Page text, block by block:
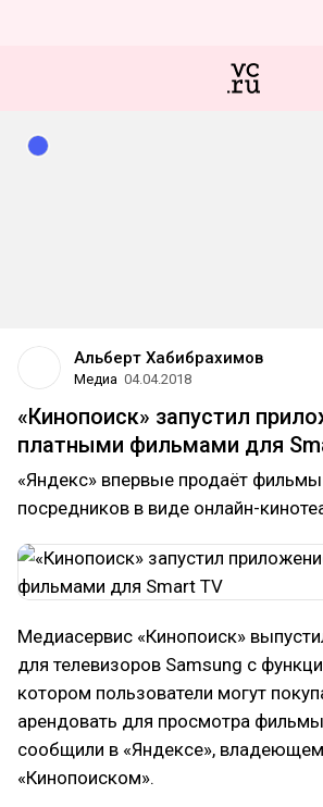
Альберт Хабибрахимов
Медиа 04.04.2018
«Кинопоиск» запустил
платными фильмами для
«Яндекс» впервые продаёт
посредников в виде онлайн-
Медиасервис «Кинопоиск»
для телевизоров Samsung с
котором пользователи могут
арендовать для просмотра
сообщили в «Яндексе», владеющем
«Кинопоиском».